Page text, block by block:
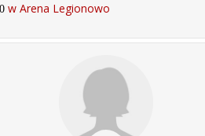
w Arena Legionowo